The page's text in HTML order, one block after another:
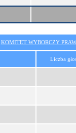
KOMITET WYBORCZY
Liczba